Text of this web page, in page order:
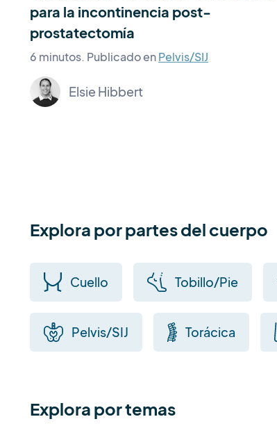
para la incontinencia post-
prostatectomía
6 minutos. Publicado enPelvis/SIJ
Elsie Hibbert
Explora por partes del cuerpo
Cuello Tobillo/Pie
Pelvis/SIJ Torácica
Explora por temas